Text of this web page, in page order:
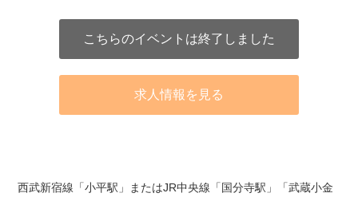
こちらのイベントは終了しました
求人情報を見る
西武新宿線「小平駅」またはJR中央線「国分寺駅」「武蔵小金